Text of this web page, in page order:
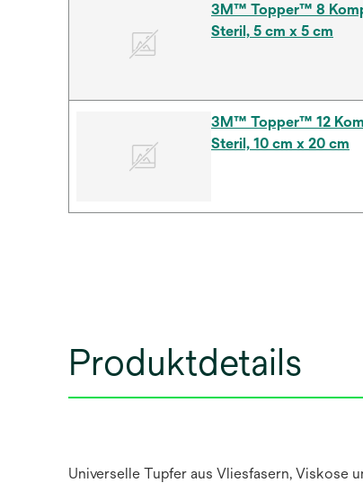
3M™ Topper™ 8
Steril, 5 cm x 5 cm
3M™ Topper™ 12
Steril, 10 cm x 20 cm
Produktdetails
Universelle Tupfer aus Vliesfasern, Viskose